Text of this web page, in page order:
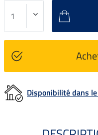
Disponibilité dans le